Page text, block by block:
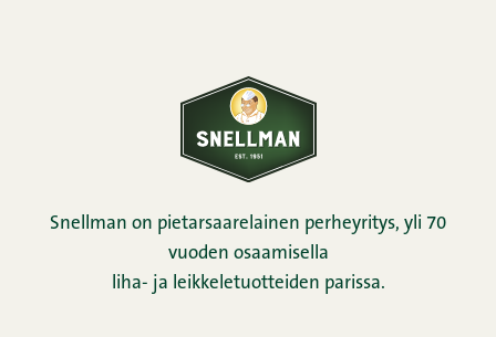
Snellman on pietarsaarelainen perheyritys, yli 70
vuoden osaamisella
liha- ja leikkeletuotteiden parissa.